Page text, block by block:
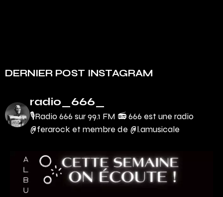
DERNIER POST INSTAGRAM
radio_666_
🎙Radio 666 sur 99.1 FM 📻666 est une radio
@ferarock et membre de @l.amusicale